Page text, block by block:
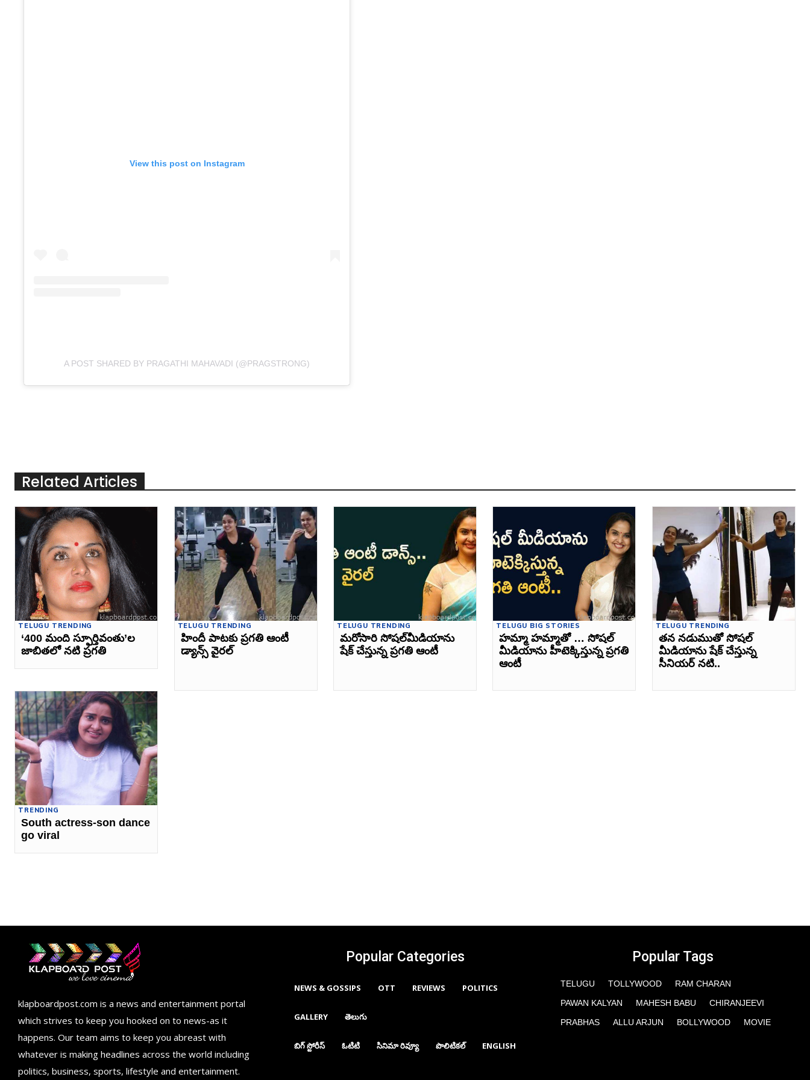
View this post on Instagram
A POST SHARED BY PRAGATHI MAHAVADI (@PRAGSTRONG)
Related Articles
TELUGU TRENDING
‘400 మంది స్ఫూర్తివంతు’ల
జాబితలో నటి ప్రగతి
TELUGU TRENDING
హిందీ పాటకు ప్రగతి ఆంటీ
డ్యాన్స్‌ వైరల్‌
TELUGU TRENDING
మరోసారి సోషల్‌మీడియాను
షేక్‌ చేస్తున్న ప్రగతి ఆంటీ
TELUGU BIG STORIES
హమ్మా హమ్మాతో … సోషల్‌
మీడియాను హీటెక్కిస్తున్న ప్రగతి
ఆంటీ
TELUGU TRENDING
తన నడుముతో సోషల్‌
మీడియాను షేక్‌ చేస్తున్న
సీనియర్‌ నటి..
TRENDING
South actress-son dance
go viral
klapboardpost.com is a news and entertainment portal
which strives to keep you hooked on to news-as it
happens. Our team aims to keep you abreast with
whatever is making headlines across the world including
politics, business, sports, lifestyle and entertainment.
Popular Categories
NEWS & GOSSIPS OTT REVIEWS POLITICS
GALLERY తెలుగు
బిగ్ స్టోరీస్ ఓటిటి సినిమా రివ్యూ పొలిటికల్ ENGLISH
Popular Tags
TELUGU TOLLYWOOD
RAM CHARAN
PAWAN KALYAN
MAHESH BABU
CHIRANJEEVI
PRABHAS
ALLU ARJUN BOLLYWOOD MOVIE